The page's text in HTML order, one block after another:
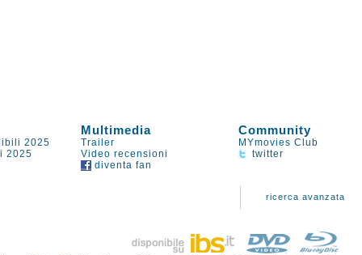
Multimedia Community
2025 Trailer
MYmovies Club
2025 Video recensioni
twitter
diventa fan
ricerca avanzata